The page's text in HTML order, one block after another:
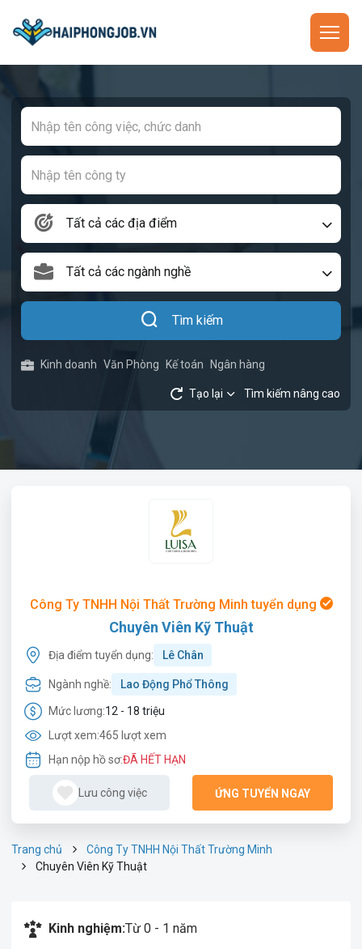
Tất cả các địa điểm
Tất cả các ngành nghề
Tìm kiếm
Kinh doanh Văn Phòng Kế toán Ngân hàng
Tạo lại Tìm kiếm nâng cao
Công Ty TNHH Nội Thất Trường Minh tuyển dụng
Chuyên Viên Kỹ Thuật
Địa điểm tuyển dụng: Lê Chân
Ngành nghề: Lao Động Phổ Thông
Mức lương:12 - 18 triệu
Lượt xem:465 lượt xem
Hạn nộp hồ sơ:ĐÃ HẾT HẠN
Lưu công việc ỨNG TUYỂN NGAY
Trang chủ
Công Ty TNHH Nội Thất Trường Minh
Chuyên Viên Kỹ Thuật
Kinh nghiệm:Từ 0 - 1 năm